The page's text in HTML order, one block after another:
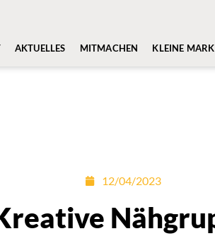
AKTUELLES MITMACHEN KLEINE
12/04/2023